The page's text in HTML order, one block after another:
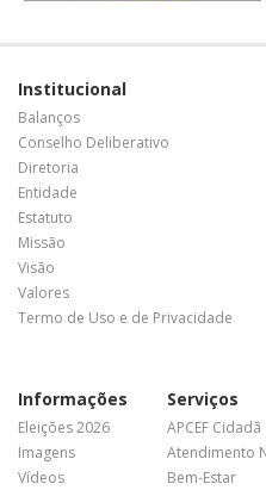
Institucional
Balanços
Conselho Deliberativo
Diretoria
Entidade
Estatuto
Missão
Visão
Valores
Termo de Uso e de Privacidade
Informações
Eleições 2026
Imagens
Vídeos
Serviços
APCEF Cidadã
Atendimento
Bem-Estar